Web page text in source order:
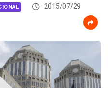
2015/07/29